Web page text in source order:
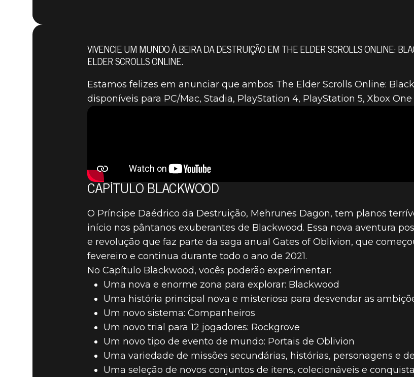
BLACKWOOD E A
JÁ ESTÃO
TODAS AS
VIVENCIE UM MUNDO À BEIRA DA DESTRUIÇÃO EM THE ELDER SCROLLS ONLINE:
ELDER SCROLLS ONLINE.
Estamos felizes em anunciar que ambos The Elder Scrolls Online:
disponíveis para PC/Mac, Stadia, PlayStation 4, PlayStation 5, Xbox One
CAPÍTULO BLACKWOOD
O Príncipe Daédrico da Destruição, Mehrunes Dagon, tem planos
início nos pântanos exuberantes de Blackwood. Essa nova aventura
e revolução que faz parte da saga anual Gates of Oblivion, que
fevereiro e continua durante todo o ano de 2021.
No Capítulo Blackwood, vocês poderão experimentar:
Uma nova e enorme zona para explorar: Blackwood
Uma história principal nova e misteriosa para desvendar as
Um novo sistema: Companheiros
Um novo trial para 12 jogadores: Rockgrove
Um novo tipo de evento de mundo: Portais de Oblivion
Uma variedade de missões secundárias, histórias, personagens e
Uma seleção de novos conjuntos de itens, colecionáveis e